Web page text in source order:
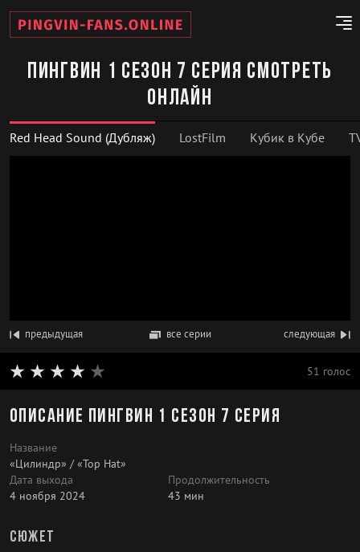
Пингвин 1 сезон 7 серия смотреть
онлайн
Red Head Sound (Дубляж) LostFilm Кубик в Кубе
предыдущая все серии следующая
51 голос
Описание Пингвин 1 сезон 7 серия
Название
«Цилиндр» / «Top Hat»
Дата выхода
4 ноября 2024
Продолжительность
43 мин
Сюжет